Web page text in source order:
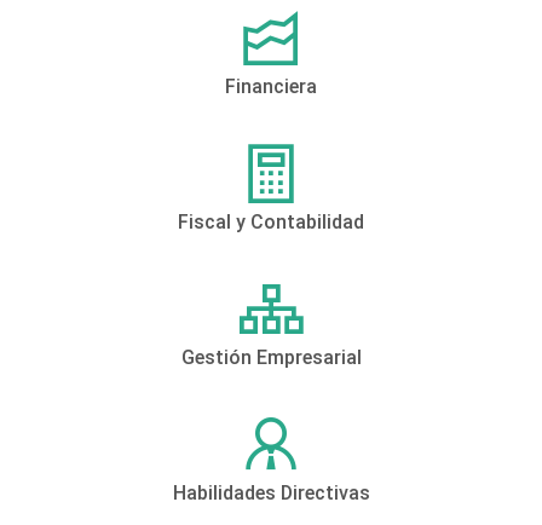
Financiera
Fiscal y Contabilidad
Gestión Empresarial
Habilidades Directivas